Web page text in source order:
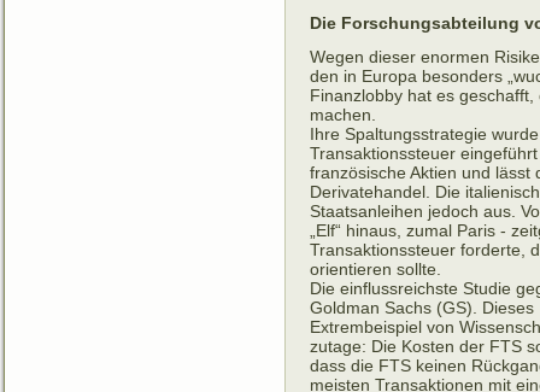
Die Forschungsabteilung
Wegen dieser enormen
den in Europa besonders
Finanzlobby hat es
machen.
Ihre Spaltungsstrategie
Transaktionssteuer
französische Aktien und lässt
Derivatehandel. Die
Staatsanleihen jedoch aus.
„Elf“ hinaus, zumal Paris -
Transaktionssteuer forderte,
orientieren sollte.
Die einflussreichste Studie
Goldman Sachs (GS). Dieses
Extrembeispiel von
zutage: Die Kosten der FTS
dass die FTS keinen
meisten Transaktionen mit